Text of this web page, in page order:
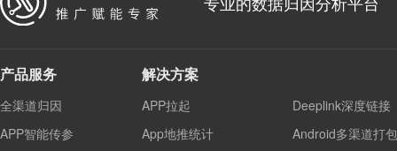
产品服务
全渠道归因
APP智能传参
解决方案
APP拉起
Deeplink深度链接
App地推统计
Android多渠道打包